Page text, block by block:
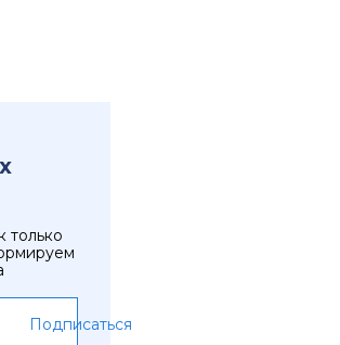
только
Подписаться